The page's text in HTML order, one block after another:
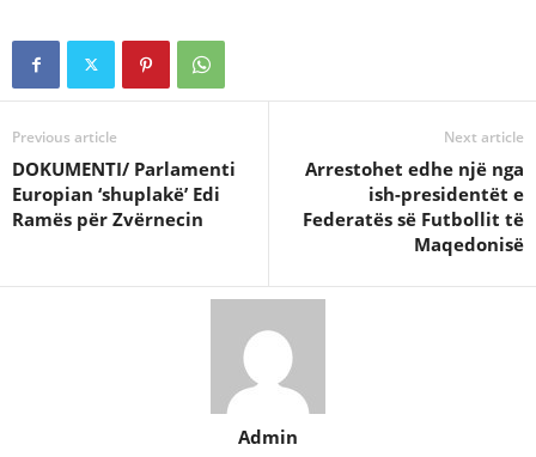
Previous article
DOKUMENTI/ Parlamenti
Europian ‘shuplakë’ Edi
Ramës për Zvërnecin
Next article
Arrestohet edhe një nga
ish-presidentët e
Federatës së Futbollit të
Maqedonisë
Admin